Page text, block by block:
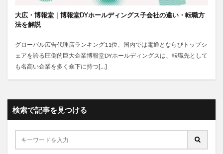
大広・博報堂｜博報堂DYホールディングス子会社の違い・転職方
法を解説
グローバル広告代理店ランキング11位、国内では電通とならびトップシ
ェアを誇る圧倒的巨大企業博報堂DYホールディングスは、転職先として
も名高い企業を多く傘下に持つ[…]
検索で記事を見つける